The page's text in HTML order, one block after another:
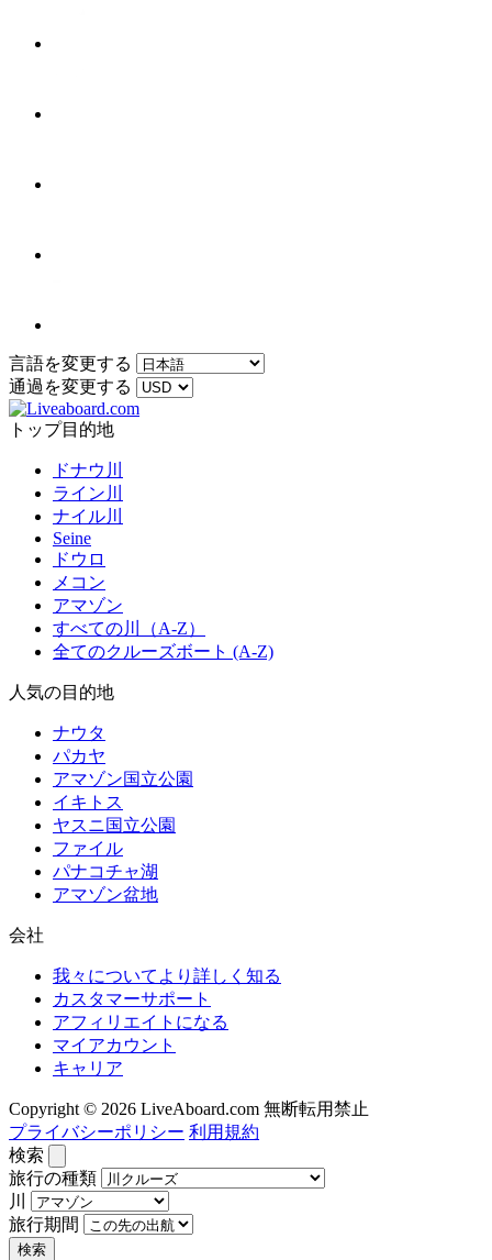
言語を変更する
通過を変更する
トップ目的地
ドナウ川
ライン川
ナイル川
Seine
ドウロ
メコン
アマゾン
すべての川（A-Z）
全てのクルーズボート (A-Z)
人気の目的地
ナウタ
パカヤ
アマゾン国立公園
イキトス
ヤスニ国立公園
ファイル
パナコチャ湖
アマゾン盆地
会社
我々についてより詳しく知る
カスタマーサポート
アフィリエイトになる
マイアカウント
キャリア
Copyright © 2026 LiveAboard.com 無断転用禁止
プライバシーポリシー 利用規約
検索
旅行の種類
川
旅行期間
検索